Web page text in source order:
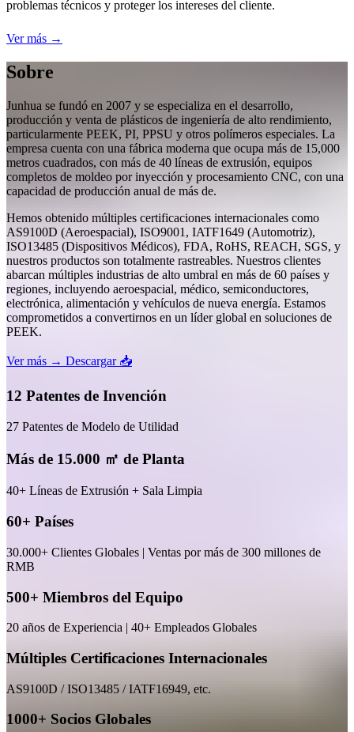
problemas técnicos y proteger los intereses del cliente.
Ver más →
Sobre
Junhua se fundó en 2007 y se especializa en el desarrollo,
producción y venta de plásticos de ingeniería de alto rendimiento,
particularmente PEEK, PI, PPSU y otros polímeros especiales. La
empresa cuenta con una fábrica moderna que ocupa más de 15,000
metros cuadrados, con más de 40 líneas de extrusión, equipos
completos de moldeo por inyección y procesamiento CNC, con una
capacidad de producción anual de más de.
Hemos obtenido múltiples certificaciones internacionales como
AS9100D (Aeroespacial), ISO9001, IATF1649 (Automotriz),
ISO13485 (Dispositivos Médicos), FDA, RoHS, REACH, SGS, y
nuestros productos son totalmente rastreables. Nuestros clientes
abarcan múltiples industrias de alto umbral en más de 60 países y
regiones, incluyendo aeroespacial, médico, semiconductores,
electrónica, alimentación y vehículos de nueva energía. Estamos
comprometidos a convertirnos en un líder global en soluciones de
PEEK.
Ver más → Descargar 📥
12 Patentes de Invención
27 Patentes de Modelo de Utilidad
Más de 15.000 ㎡ de Planta
40+ Líneas de Extrusión + Sala Limpia
60+ Países
30.000+ Clientes Globales | Ventas por más de 300 millones de
RMB
500+ Miembros del Equipo
20 años de Experiencia | 40+ Empleados Globales
Múltiples Certificaciones Internacionales
AS9100D / ISO13485 / IATF16949, etc.
1000+ Socios Globales